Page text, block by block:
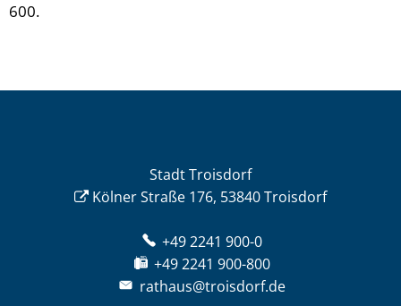
600.
Stadt Troisdorf
Kölner Straße 176, 53840 Troisdorf
+49 2241 900-0
+49 2241 900-800
rathaus@troisdorf.de